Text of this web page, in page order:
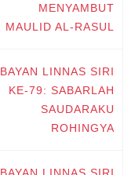
MENYAMBUT
MAULID AL-RASUL
BAYAN LINNAS SIRI
KE-79: SABARLAH
SAUDARAKU
ROHINGYA
BAYAN LINNAS SIRI